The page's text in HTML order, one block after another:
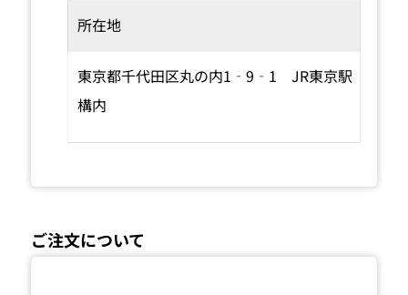
所在地
東京都千代田区丸の内1‐9‐1 JR東京駅
構内
ご注文について